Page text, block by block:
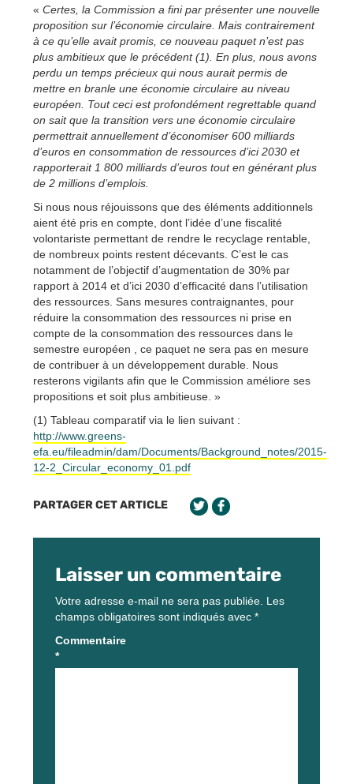
« Certes, la Commission a fini par présenter une nouvelle
proposition sur l’économie circulaire. Mais contrairement
à ce qu’elle avait promis, ce nouveau paquet n’est pas
plus ambitieux que le précédent (1). En plus, nous avons
perdu un temps précieux qui nous aurait permis de
mettre en branle une économie circulaire au niveau
européen. Tout ceci est profondément regrettable quand
on sait que la transition vers une économie circulaire
permettrait annuellement d’économiser 600 milliards
d’euros en consommation de ressources d’ici 2030 et
rapporterait 1 800 milliards d’euros tout en générant plus
de 2 millions d’emplois.
Si nous nous réjouissons que des éléments additionnels
aient été pris en compte, dont l’idée d’une fiscalité
volontariste permettant de rendre le recyclage rentable,
de nombreux points restent décevants. C’est le cas
notamment de l’objectif d’augmentation de 30% par
rapport à 2014 et d’ici 2030 d’efficacité dans l’utilisation
des ressources. Sans mesures contraignantes, pour
réduire la consommation des ressources ni prise en
compte de la consommation des ressources dans le
semestre européen , ce paquet ne sera pas en mesure
de contribuer à un développement durable. Nous
resterons vigilants afin que le Commission améliore ses
propositions et soit plus ambitieuse. »
(1) Tableau comparatif via le lien suivant :
http://www.greens-
efa.eu/fileadmin/dam/Documents/Background_notes/2015-
12-2_Circular_economy_01.pdf
PARTAGER CET ARTICLE
Laisser un commentaire
Votre adresse e-mail ne sera pas publiée. Les
champs obligatoires sont indiqués avec *
Commentaire
*